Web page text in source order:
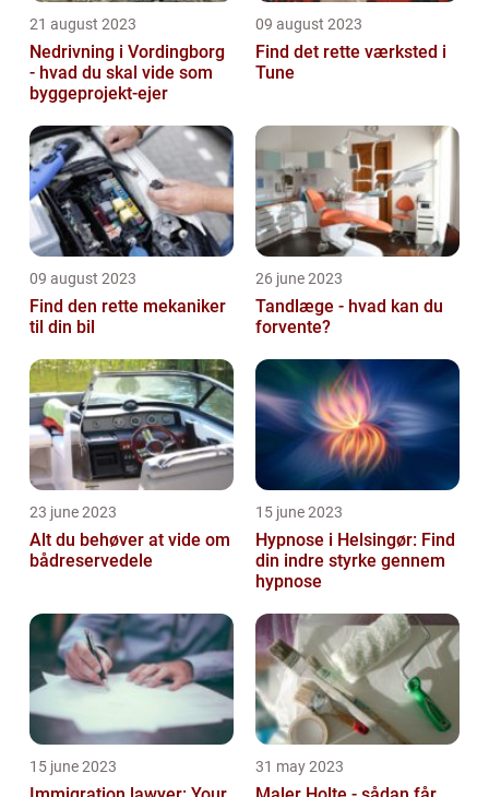
21 august 2023
Nedrivning i Vordingborg
- hvad du skal vide som
byggeprojekt-ejer
09 august 2023
Find det rette værksted i
Tune
09 august 2023
Find den rette mekaniker
til din bil
26 june 2023
Tandlæge - hvad kan du
forvente?
23 june 2023
Alt du behøver at vide om
bådreservedele
15 june 2023
Hypnose i Helsingør: Find
din indre styrke gennem
hypnose
15 june 2023 31 may 2023